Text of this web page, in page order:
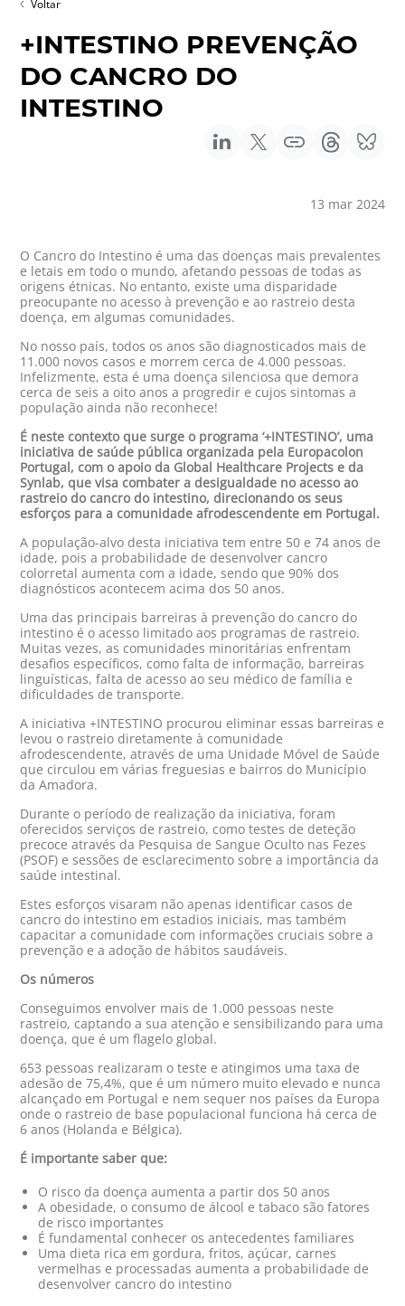
Voltar
+INTESTINO PREVENÇÃO
DO CANCRO DO
INTESTINO
13 mar 2024
O Cancro do Intestino é uma das doenças mais prevalentes
e letais em todo o mundo, afetando pessoas de todas as
origens étnicas. No entanto, existe uma disparidade
preocupante no acesso à prevenção e ao rastreio desta
doença, em algumas comunidades.
No nosso país, todos os anos são diagnosticados mais de
11.000 novos casos e morrem cerca de 4.000 pessoas.
Infelizmente, esta é uma doença silenciosa que demora
cerca de seis a oito anos a progredir e cujos sintomas a
população ainda não reconhece!
É neste contexto que surge o programa ‘+INTESTINO’, uma
iniciativa de saúde pública organizada pela Europacolon
Portugal, com o apoio da Global Healthcare Projects e da
Synlab, que visa combater a desigualdade no acesso ao
rastreio do cancro do intestino, direcionando os seus
esforços para a comunidade afrodescendente em Portugal.
A população-alvo desta iniciativa tem entre 50 e 74 anos de
idade, pois a probabilidade de desenvolver cancro
colorretal aumenta com a idade, sendo que 90% dos
diagnósticos acontecem acima dos 50 anos.
Uma das principais barreiras à prevenção do cancro do
intestino é o acesso limitado aos programas de rastreio.
Muitas vezes, as comunidades minoritárias enfrentam
desafios específicos, como falta de informação, barreiras
linguísticas, falta de acesso ao seu médico de família e
dificuldades de transporte.
A iniciativa +INTESTINO procurou eliminar essas barreiras e
levou o rastreio diretamente à comunidade
afrodescendente, através de uma Unidade Móvel de Saúde
que circulou em várias freguesias e bairros do Município
da Amadora.
Durante o período de realização da iniciativa, foram
oferecidos serviços de rastreio, como testes de deteção
precoce através da Pesquisa de Sangue Oculto nas Fezes
(PSOF) e sessões de esclarecimento sobre a importância da
saúde intestinal.
Estes esforços visaram não apenas identificar casos de
cancro do intestino em estadios iniciais, mas também
capacitar a comunidade com informações cruciais sobre a
prevenção e a adoção de hábitos saudáveis.
Os números
Conseguimos envolver mais de 1.000 pessoas neste
rastreio, captando a sua atenção e sensibilizando para uma
doença, que é um flagelo global.
653 pessoas realizaram o teste e atingimos uma taxa de
adesão de 75,4%, que é um número muito elevado e nunca
alcançado em Portugal e nem sequer nos países da Europa
onde o rastreio de base populacional funciona há cerca de
6 anos (Holanda e Bélgica).
É importante saber que:
O risco da doença aumenta a partir dos 50 anos
A obesidade, o consumo de álcool e tabaco são fatores
de risco importantes
É fundamental conhecer os antecedentes familiares
Uma dieta rica em gordura, fritos, açúcar, carnes
vermelhas e processadas aumenta a probabilidade de
desenvolver cancro do intestino